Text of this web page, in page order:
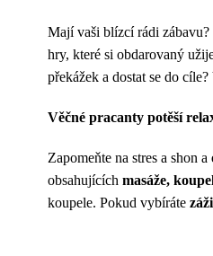
Mají vaši blízcí rádi
hry, které si obdarovaný
překážek a dostat se do
Věčné pracanty potěší
Zapomeňte na stres a shon a
obsahujících masáže,
koupele. Pokud vybíráte